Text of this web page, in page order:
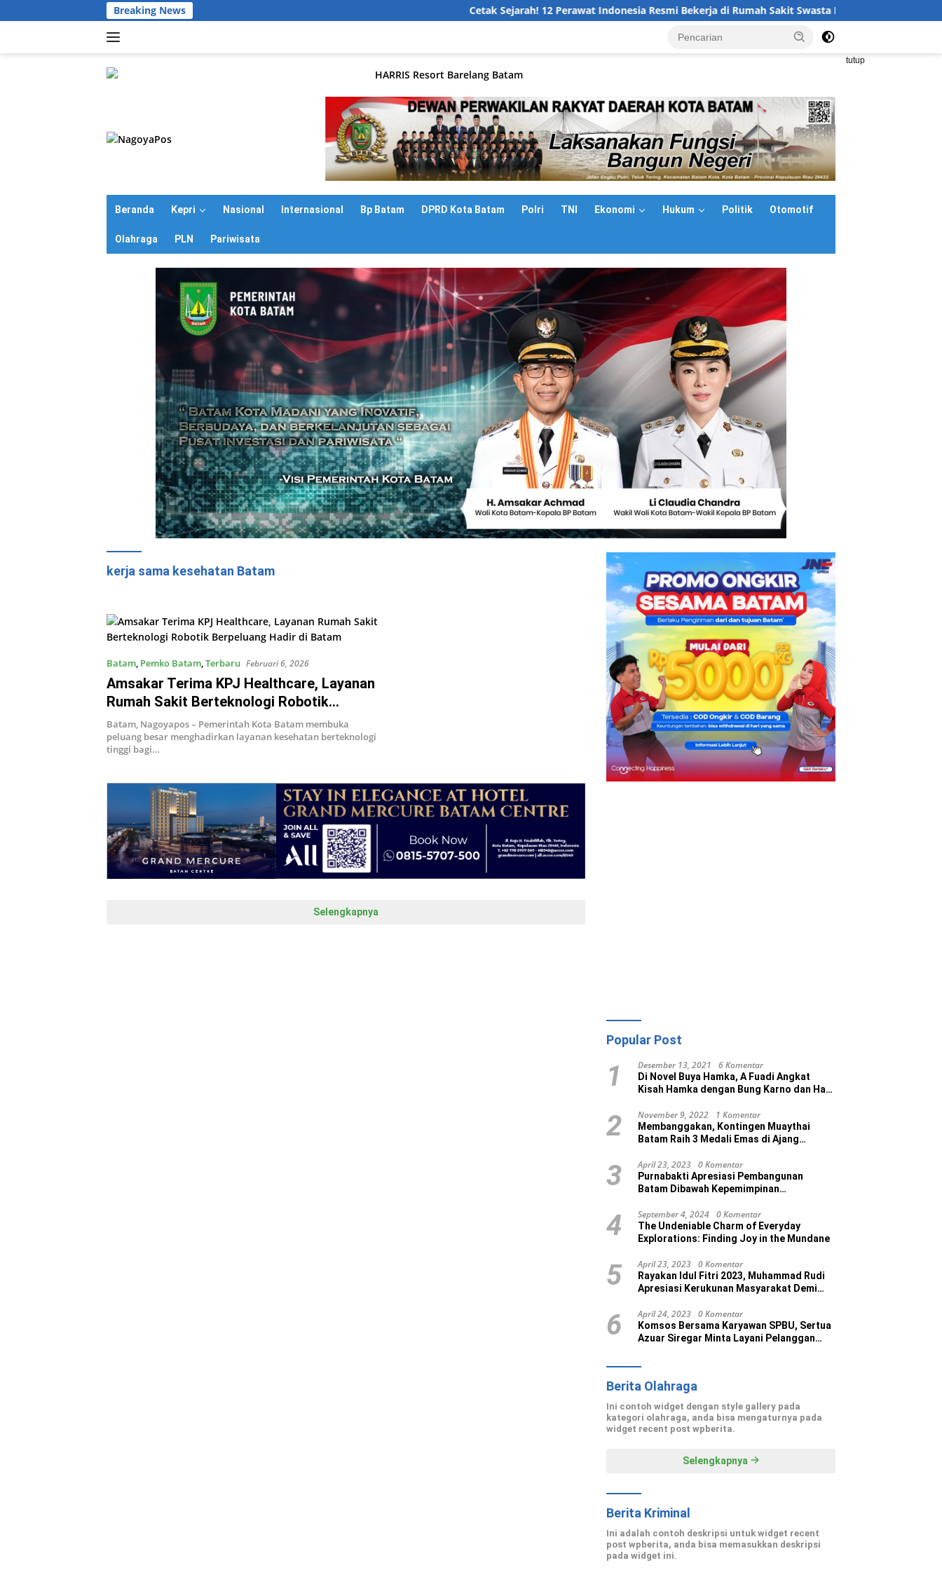
ke
Breaking News Cetak Sejarah! 12 Perawat Indonesia Resmi Bekerja di Rumah Sakit Swasta Malaysia, Buka Peluang Karier Baru
tutup
<
Beranda Kepri Nasional Internasional Bp Batam DPRD Kota Batam Polri TNI Ekonomi Hukum Politik Otomotif
Olahraga PLN Pariwisata
kerja sama kesehatan Batam
Batam, Pemko Batam,Terbaru Februari 6, 2026
Amsakar Terima KPJ Healthcare, Layanan
Rumah Sakit Berteknologi Robotik
Berpeluang Hadir di Batam
Batam, Nagoyapos – Pemerintah Kota Batam membuka
peluang besar menghadirkan layanan kesehatan berteknologi
tinggi bagi…
Selengkapnya
Popular Post
1 Desember 13, 2021 6 Komentar
Di Novel Buya Hamka, A Fuadi Angkat
Kisah Hamka dengan Bung Karno dan Haji
2 November 9, 2022 1 Komentar
Membanggakan, Kontingen Muaythai
Batam Raih 3 Medali Emas di Ajang
3 April 23, 2023 0 Komentar
Purnabakti Apresiasi Pembangunan
Batam Dibawah Kepemimpinan
4 September 4, 2024 0 Komentar
The Undeniable Charm of Everyday
Explorations: Finding Joy in the Mundane
5 April 23, 2023 0 Komentar
Rayakan Idul Fitri 2023, Muhammad Rudi
Apresiasi Kerukunan Masyarakat Demi
6 April 24, 2023 0 Komentar
Komsos Bersama Karyawan SPBU, Sertua
Azuar Siregar Minta Layani Pelanggan
Berita Olahraga
Ini contoh widget dengan style gallery pada
kategori olahraga, anda bisa mengaturnya pada
widget recent post wpberita.
Selengkapnya
Berita Kriminal
Ini adalah contoh deskripsi untuk widget recent
post wpberita, anda bisa memasukkan deskripsi
pada widget ini.